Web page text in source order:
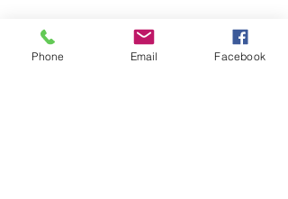
Phone Email Facebook